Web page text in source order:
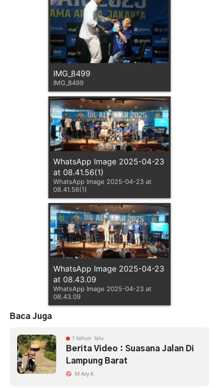
IMG_8499
IMG_8499
WhatsApp Image 2025-04-23
at 08.41.56(1)
WhatsApp Image 2025-04-23 at
08.41.56(1)
WhatsApp Image 2025-04-23
at 08.43.09
WhatsApp Image 2025-04-23 at
08.43.09
Baca Juga
1 tahun lalu
Berita Video : Suasana Jalan Di
Lampung Barat
M Ary K